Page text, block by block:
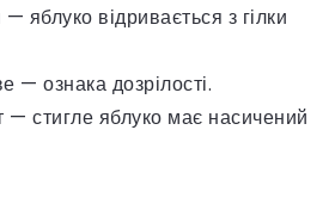
яблуко відривається з гілки
— ознака дозрілості.
стигле яблуко має насичений